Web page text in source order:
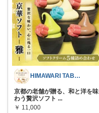
HIMAWARI TABLE🌼
京都の老舗が贈る、和と洋を味
わう贅沢ソフト ...
￥ 11,000